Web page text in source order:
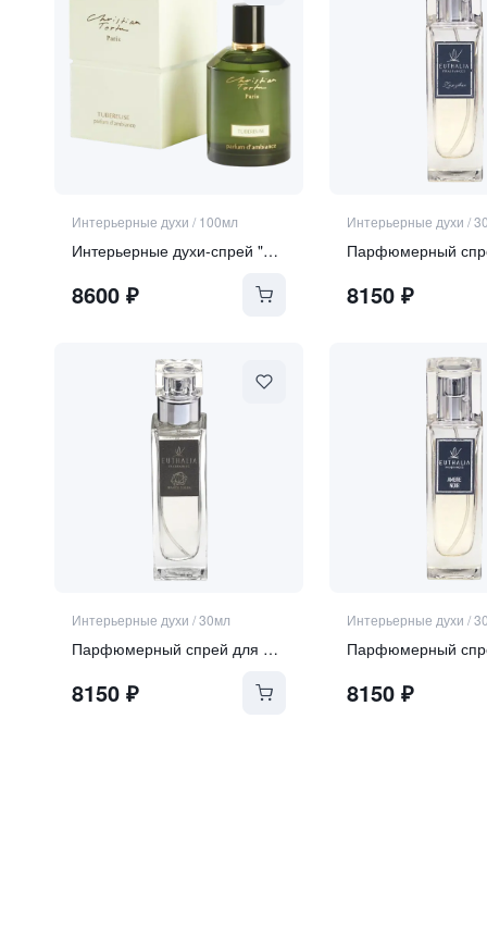
Интерьерные духи / 100мл
Интерьерные духи-спрей "TUBEREUSE"
8600₽
Интерьерные духи /
8150 ₽
Интерьерные духи /30мл
Парфюмерный спрей для дома "Bianco D'alba"
8150₽
Интерьерные духи /
8150 ₽